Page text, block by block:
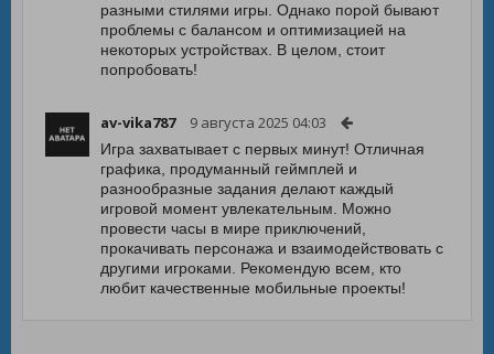
разными стилями игры. Однако порой бывают
проблемы с балансом и оптимизацией на
некоторых устройствах. В целом, стоит
попробовать!
av-vika787 9 августа 2025 04:03
Игра захватывает с первых минут! Отличная
графика, продуманный геймплей и
разнообразные задания делают каждый
игровой момент увлекательным. Можно
провести часы в мире приключений,
прокачивать персонажа и взаимодействовать с
другими игроками. Рекомендую всем, кто
любит качественные мобильные проекты!